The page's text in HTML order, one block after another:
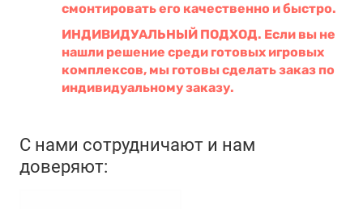
смонтировать его качественно и быстро.
ИНДИВИДУАЛЬНЫЙ ПОДХОД. Если вы не
нашли решение среди готовых игровых
комплексов, мы готовы сделать заказ по
индивидуальному заказу.
С нами сотрудничают и нам
доверяют: